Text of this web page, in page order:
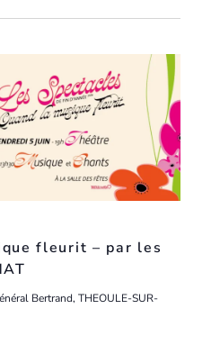
fleurit – par les
Bertrand, THEOULE-SUR-